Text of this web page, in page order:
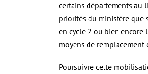
certains départements au
priorités du ministère que
en cycle 2 ou bien encore
moyens de remplacement
Poursuivre cette